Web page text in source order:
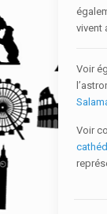
vivent
Voir
Voir